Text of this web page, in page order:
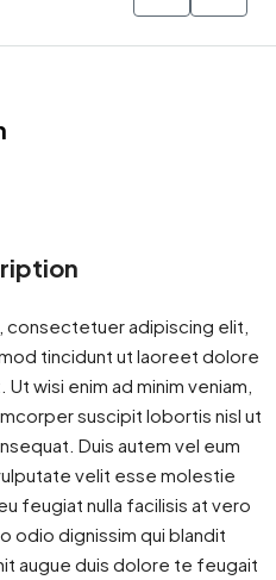
consectetuer adipiscing elit,
tincidunt ut laoreet dolore
wisi enim ad minim veniam,
suscipit lobortis nisl ut
Duis autem vel eum
velit esse molestie
feugiat nulla facilisis at vero
odio dignissim qui blandit
augue duis dolore te feugait